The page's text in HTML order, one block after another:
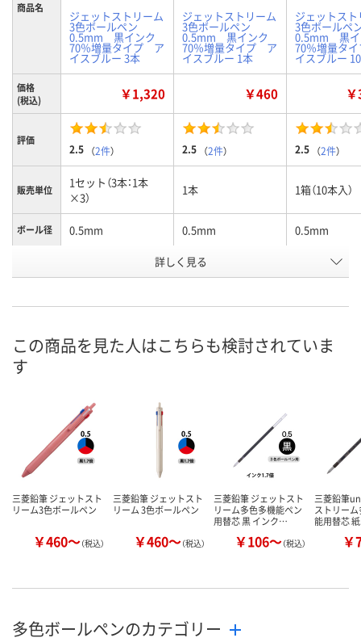
商品名
ジェットストリーム
3色ボールペン
0.5mm 黒インク
70％増量タイプ ア
イスブルー 3本
ジェットストリーム
3色ボールペン
0.5mm 黒インク
70％増量タイプ ア
イスブルー 1本
ジェットス
3色ボール
0.5mm 黒イ
70％増量タ
イスブルー
価格
(税込)
￥1,320 ￥460
評価
2.5 （2件） 2.5 （2件） 2.5 （2件）
販売単位
1セット（3本：1本
×3）
1本 1箱（10本入）
ボール径 0.5mm 0.5mm 0.5mm
アイスブルー アイスブルー
号
お届け日
数量
カゴへ カ
詳しく見る
この商品を見た人はこちらも検討されていま
す
三菱鉛筆 ジェットスト
リーム3色ボールペン
￥460～（税込）
三菱鉛筆 ジェットスト
リーム 3色ボールペン
￥460～（税込）
三菱鉛筆 ジェットスト
リーム多色多機能ペン
用替芯 黒 インク…
￥106～（税込）
三菱鉛筆
ストリーム
能用替芯
￥
多色ボールペンのカテゴリー